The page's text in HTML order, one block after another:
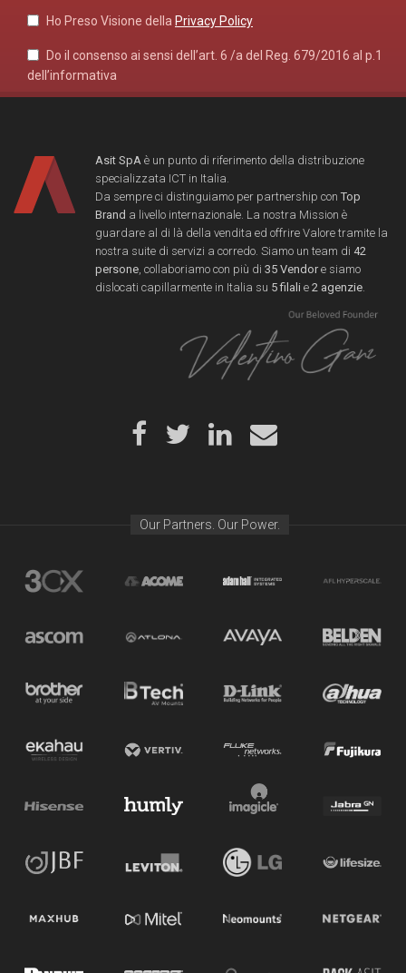
Ho Preso Visione della Privacy Policy
Do il consenso ai sensi dell’art. 6 /a del Reg. 679/2016 al p.1
dell’informativa
Asit SpA è un punto di riferimento della distribuzione
specializzata ICT in Italia.
Da sempre ci distinguiamo per partnership con Top
Brand a livello internazionale. La nostra Mission è
guardare al di là della vendita ed offrire Valore tramite la
nostra suite di servizi a corredo. Siamo un team di 42
persone, collaboriamo con più di 35 Vendore siamo
dislocati capillarmente in Italia su 5 filali e 2 agenzie.